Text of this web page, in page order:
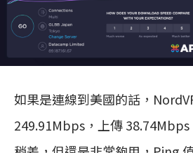
如果是連線到美國的話，
249.91Mbps，上傳